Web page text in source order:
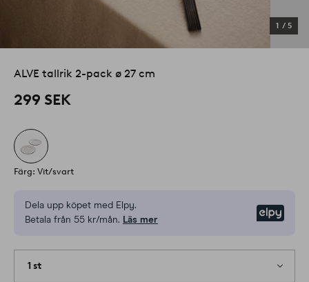
1 / 5
ALVE tallrik 2-pack ø 27 cm
299 SEK
Färg: Vit/svart
Dela upp köpet med Elpy.
Betala från 55 kr/mån. Läs mer
1 st